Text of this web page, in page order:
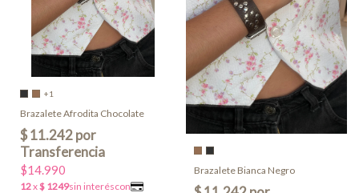
+1
Brazalete Afrodita Chocolate
$14.990 Brazalete Bianca Negro